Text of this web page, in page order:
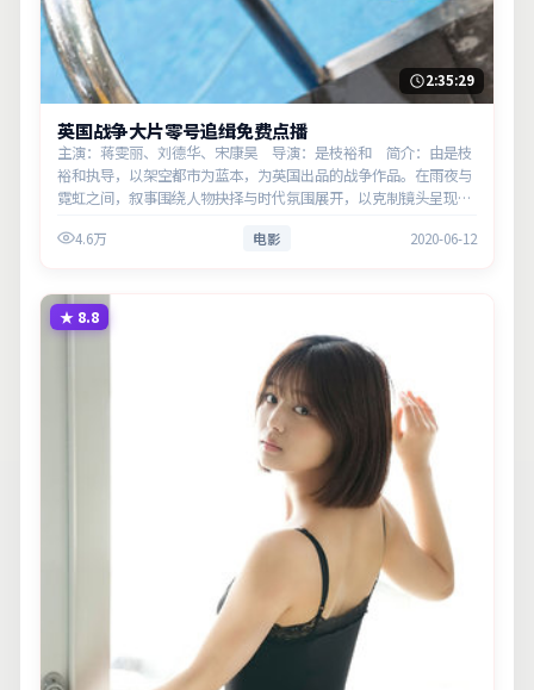
2:35:29
英国战争大片零号追缉免费点播
主演：蒋雯丽、刘德华、宋康昊 导演：是枝裕和 简介：由是枝
裕和执导，以架空都市为蓝本，为英国出品的战争作品。在雨夜与
霓虹之间，叙事围绕人物抉择与时代氛围展开，以克制镜头呈现群
4.6万 电影 2020-06-12
★ 8.8